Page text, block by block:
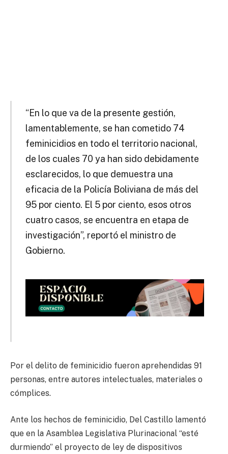
“En lo que va de la presente gestión,
lamentablemente, se han cometido 74
feminicidios en todo el territorio nacional,
de los cuales 70 ya han sido debidamente
esclarecidos, lo que demuestra una
eficacia de la Policía Boliviana de más del
95 por ciento. El 5 por ciento, esos otros
cuatro casos, se encuentra en etapa de
investigación”, reportó el ministro de
Gobierno.
Por el delito de feminicidio fueron aprehendidas 91
personas, entre autores intelectuales, materiales o
cómplices.
Ante los hechos de feminicidio, Del Castillo lamentó
que en la Asamblea Legislativa Plurinacional “esté
durmiendo” el proyecto de ley de dispositivos